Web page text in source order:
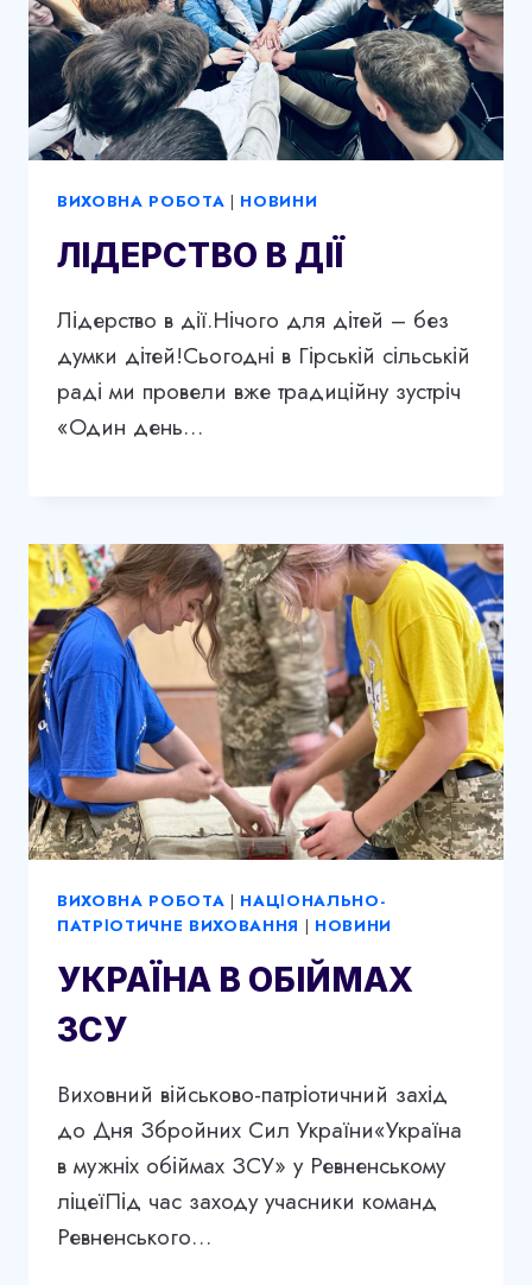
ВИХОВНА РОБОТА | НОВИНИ
ЛІДЕРСТВО В ДІЇ
Лідерство в дії.Нічого для дітей – без
думки дітей!Сьогодні в Гірській сільській
раді ми провели вже традиційну зустріч
«Один день…
ВИХОВНА РОБОТА | НАЦІОНАЛЬНО-
ПАТРІОТИЧНЕ ВИХОВАННЯ | НОВИНИ
УКРАЇНА В ОБІЙМАХ
ЗСУ
Виховний військово-патріотичний захід
до Дня Збройних Сил України«Україна
в мужніх обіймах ЗСУ» у Ревненському
ліцеїПід час заходу учасники команд
Ревненського…